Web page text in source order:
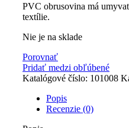
PVC obrusovina má
textílie.
Nie je na sklade
Porovnať
Pridať medzi obľúbené
Katalógové číslo: 101008
Popis
Recenzie (0)